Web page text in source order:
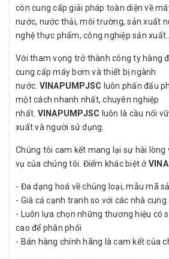
còn cung cấp giải pháp toàn diện về
nước, nước thải, môi trường, sản xuất
nghệ thực phẩm, công nghiệp sản
Với tham vọng trở thành công ty hàng
cung cấp máy bơm và thiết bị ngành
nước. VINAPUMPJSC luôn phấn đấu
một cách nhanh nhất, chuyên nghiệp
nhất. VINAPUMPJSC luôn là cầu nối
xuất và người sử dụng.
Chúng tôi cam kết mang lại sự hài lòng
vụ của chúng tôi. Điểm khác biệt ở
- Đa dạng hoá về chủng loại, mẫu mã
- Giá cả cạnh tranh so với các nhà cung
- Luôn lựa chọn những thương hiệu có
cao để phân phối
- Bán hàng chính hãng là cam kết của